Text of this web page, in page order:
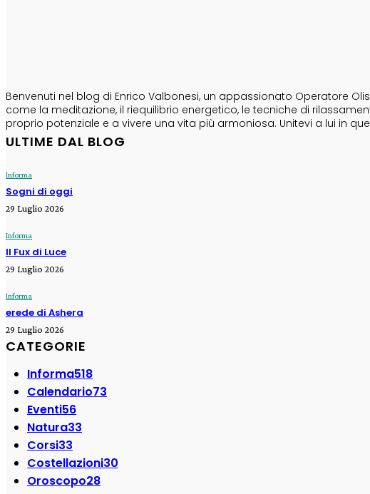
Benvenuti nel blog di Enrico Valbonesi, un appassionato Operatore
come la meditazione, il riequilibrio energetico, le tecniche di
proprio potenziale e a vivere una vita più armoniosa. Unitevi a lui in
ULTIME DAL BLOG
Informa
Sogni di oggi
29 Luglio 2026
Informa
Il Fux di Luce
29 Luglio 2026
Informa
erede di Ashera
29 Luglio 2026
CATEGORIE
Informa518
Calendario73
Eventi56
Natura33
Corsi33
Costellazioni30
Oroscopo28